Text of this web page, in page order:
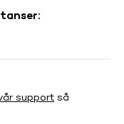
support så